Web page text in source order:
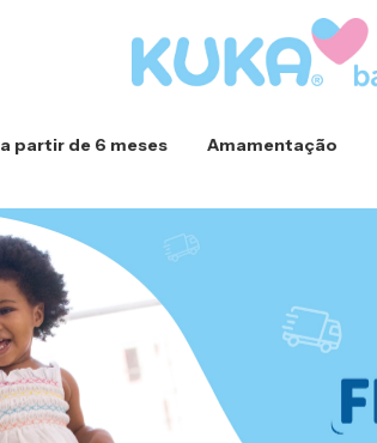
a partir de 6 meses Amamentação